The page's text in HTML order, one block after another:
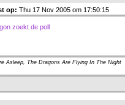
op: Thu 17 Nov 2005 om 17:50:15
zoekt de poll
Asleep, The Dragons Are Flying In The Night